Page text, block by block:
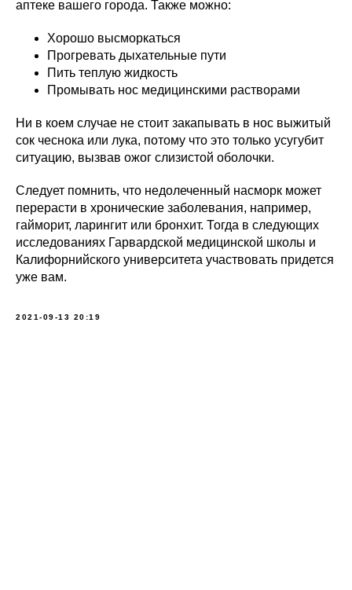
аптеке вашего города. Также можно:
Хорошо высморкаться
Прогревать дыхательные пути
Пить теплую жидкость
Промывать нос медицинскими растворами
Ни в коем случае не стоит закапывать в нос выжитый
сок чеснока или лука, потому что это только усугубит
ситуацию, вызвав ожог слизистой оболочки.
Следует помнить, что недолеченный насморк может
перерасти в хронические заболевания, например,
гайморит, ларингит или бронхит. Тогда в следующих
исследованиях Гарвардской медицинской школы и
Калифорнийского университета участвовать придется
уже вам.
2021-09-13 20:19